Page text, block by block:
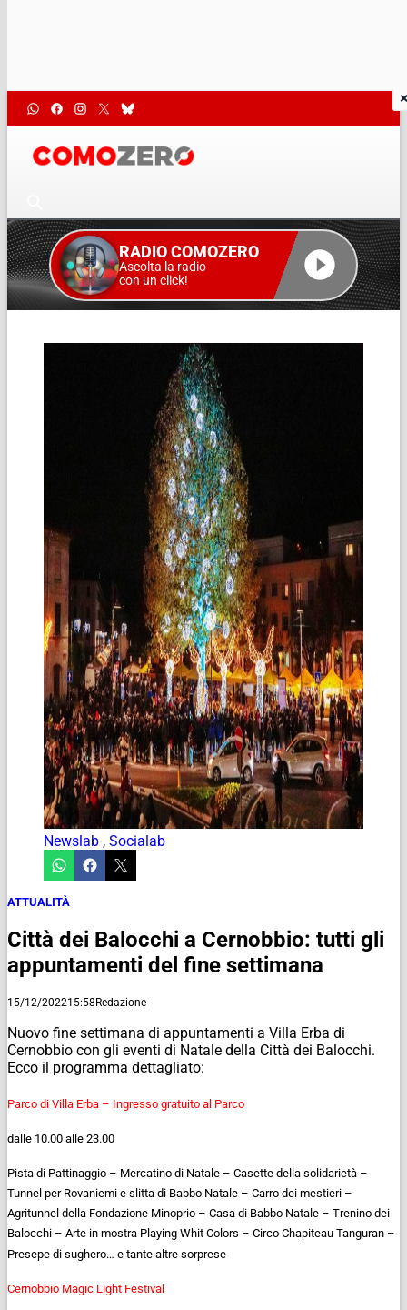
RADIO COMOZERO
Ascolta la radio
con un click!
Newslab , Socialab
ATTUALITÀ
Città dei Balocchi a Cernobbio: tutti gli
appuntamenti del fine settimana
15/12/202215:58Redazione
Nuovo fine settimana di appuntamenti a Villa Erba di
Cernobbio con gli eventi di Natale della Città dei Balocchi.
Ecco il programma dettagliato:
Parco di Villa Erba – Ingresso gratuito al Parco
dalle 10.00 alle 23.00
Pista di Pattinaggio – Mercatino di Natale – Casette della solidarietà –
Tunnel per Rovaniemi e slitta di Babbo Natale – Carro dei mestieri –
Agritunnel della Fondazione Minoprio – Casa di Babbo Natale – Trenino dei
Balocchi – Arte in mostra Playing Whit Colors – Circo Chapiteau Tanguran –
Presepe di sughero… e tante altre sorprese
Cernobbio Magic Light Festival